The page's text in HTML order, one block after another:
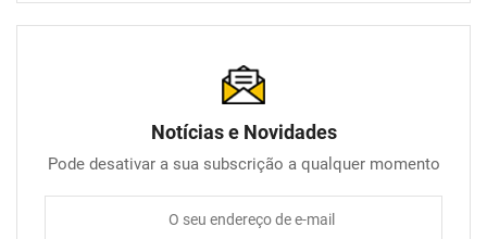
Notícias e Novidades
Pode desativar a sua subscrição a qualquer momento